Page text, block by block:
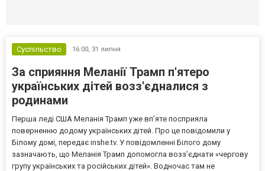
Суспільство 16:00, 31 липня
За сприяння Меланії Трамп п'ятеро
українських дітей возз'єдналися з
родинами
Перша леді США Меланія Трамп уже впʼяте посприяла
поверненню додому українських дітей. Про це повідомили у
Білому домі, передає inshe.tv. У повідомленні Білого дому
зазначають, що Меланія Трамп допомогла возз’єднати «чергову
групу українських та російських дітей». Водночас там не